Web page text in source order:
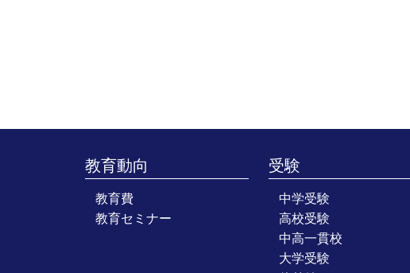
教育動向
教育費
教育セミナー
受験
中学受験
高校受験
中高一貫校
大学受験